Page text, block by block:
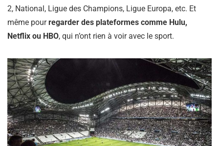
2, National, Ligue des Champions, Ligue Europa, etc. Et
même pourregarder des plateformes comme Hulu,
Netflix ou HBO, qui n’ont rien à voir avec le sport.